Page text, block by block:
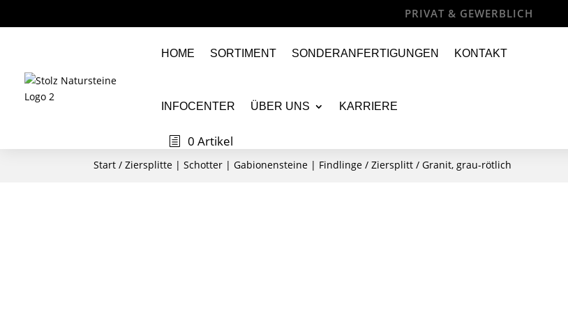
HOME SORTIMENT SONDERANFERTIGUNGEN KONTAKT
INFOCENTER ÜBER UNS KARRIERE
0 Artikel
Start /Ziersplitte | Schotter | Gabionensteine | Findlinge /Ziersplitt / Granit, grau-rötlich